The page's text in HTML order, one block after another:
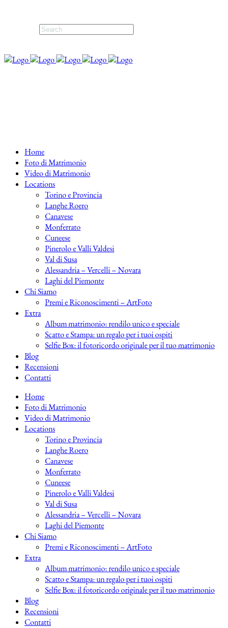
Home
Foto di Matrimonio
Video di Matrimonio
Locations
Torino e Provincia
Langhe Roero
Canavese
Monferrato
Cuneese
Pinerolo e Valli Valdesi
Val di Susa
Alessandria – Vercelli – Novara
Laghi del Piemonte
Chi Siamo
Premi e Riconoscimenti – ArtFoto
Extra
Album matrimonio: rendilo unico e speciale
Scatto e Stampa: un regalo per i tuoi ospiti
Selfie Box: il fotoricordo originale per il tuo matrimonio
Blog
Recensioni
Contatti
Home
Foto di Matrimonio
Video di Matrimonio
Locations
Torino e Provincia
Langhe Roero
Canavese
Monferrato
Cuneese
Pinerolo e Valli Valdesi
Val di Susa
Alessandria – Vercelli – Novara
Laghi del Piemonte
Chi Siamo
Premi e Riconoscimenti – ArtFoto
Extra
Album matrimonio: rendilo unico e speciale
Scatto e Stampa: un regalo per i tuoi ospiti
Selfie Box: il fotoricordo originale per il tuo matrimonio
Blog
Recensioni
Contatti